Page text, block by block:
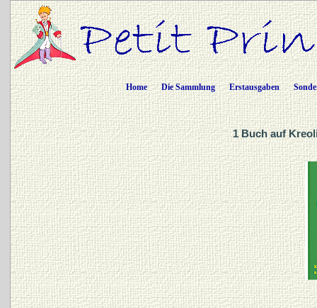
Home Die Sammlung Erstausgaben
1 Buch auf